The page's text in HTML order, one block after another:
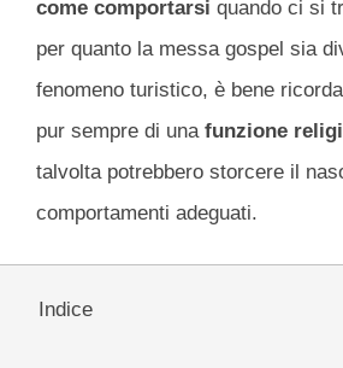
come comportarsi quando ci si
per quanto la messa gospel sia
fenomeno turistico, è bene
pur sempre di una funzione
talvolta potrebbero storcere il
comportamenti adeguati.
Indice